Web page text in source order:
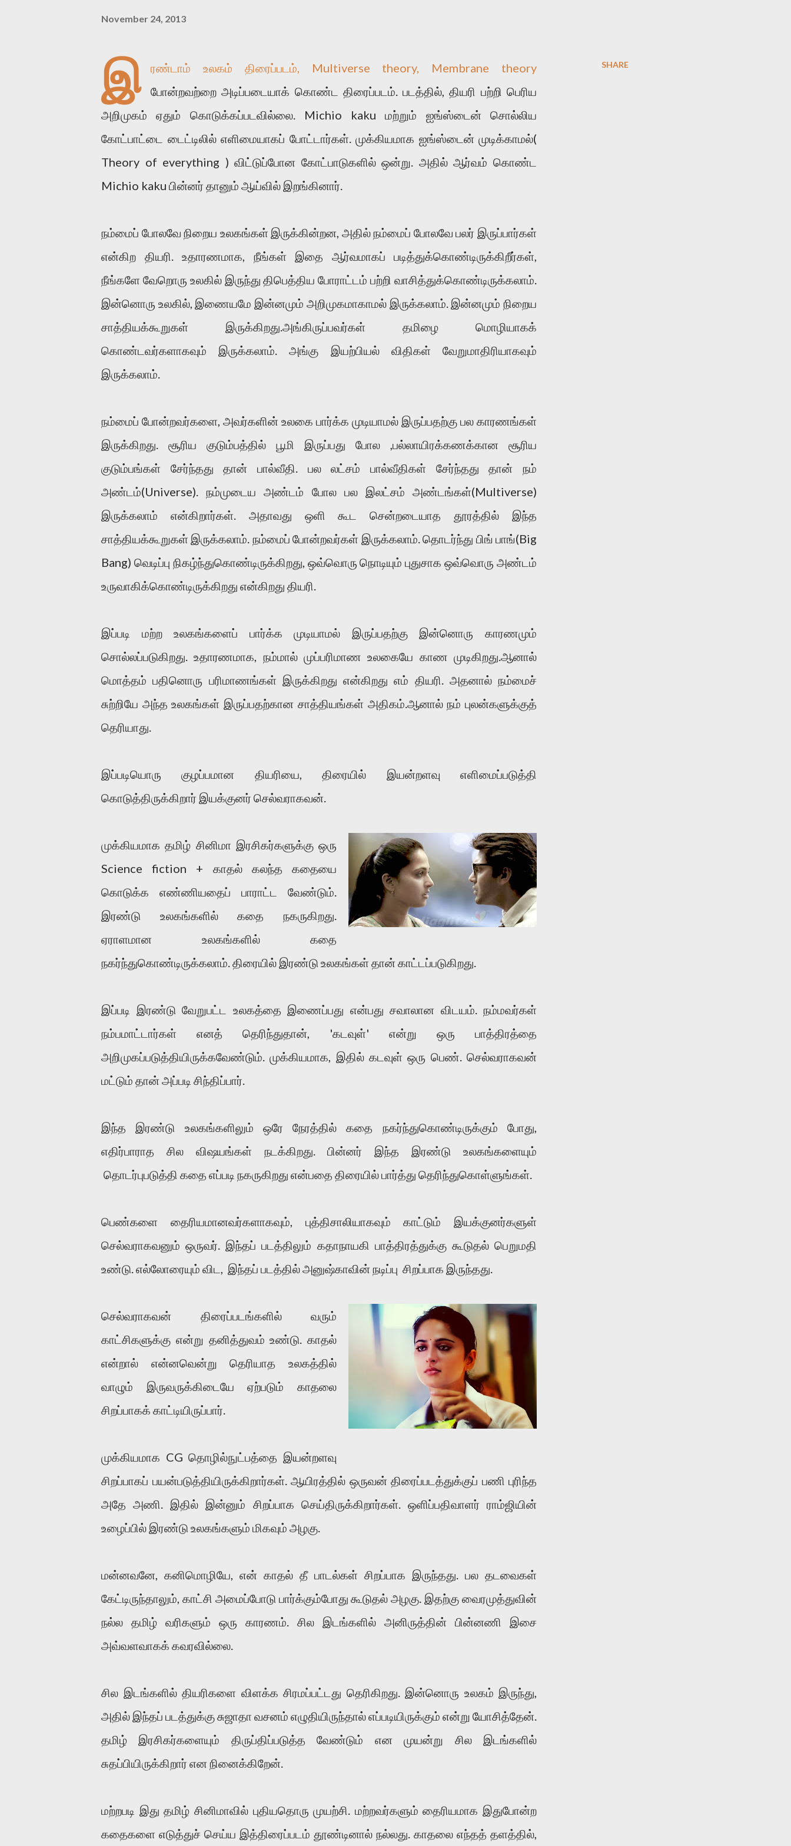
November 24, 2013
இ
ரண்டாம் உலகம் திரைப்படம், Multiverse theory, Membrane theory
போன்றவற்றை அடிப்படையாக் கொண்ட திரைப்படம். படத்தில், தியரி பற்றி பெரிய
அறிமுகம் ஏதும் கொடுக்கப்படவில்லை. Michio kaku மற்றும் ஐங்ஸ்டைன் சொல்லிய
கோட்பாட்டை டைட்டிலில் எளிமையாகப் போட்டார்கள். முக்கியமாக ஐங்ஸ்டைன் முடிக்காமல்(
Theory of everything ) விட்டுப்போன கோட்பாடுகளில் ஒன்று. அதில் ஆர்வம் கொண்ட
Michio kaku பின்னர் தானும் ஆய்வில் இறங்கினார்.
நம்மைப் போலவே நிறைய உலகங்கள் இருக்கின்றன, அதில் நம்மைப் போலவே பலர் இருப்பார்கள்
என்கிற தியரி. உதாரணமாக, நீங்கள் இதை ஆர்வமாகப் படித்துக்கொண்டிருக்கிறீர்கள்,
நீங்களே வேறொரு உலகில் இருந்து திபெத்திய போராட்டம் பற்றி வாசித்துக்கொண்டிருக்கலாம்.
இன்னொரு உலகில், இணையமே இன்னமும் அறிமுகமாகாமல் இருக்கலாம். இன்னமும் நிறைய
சாத்தியக்கூறுகள் இருக்கிறது.அங்கிருப்பவர்கள் தமிழை மொழியாகக்
கொண்டவர்களாகவும் இருக்கலாம். அங்கு இயற்பியல் விதிகள் வேறுமாதிரியாகவும்
இருக்கலாம்.
நம்மைப் போன்றவர்களை, அவர்களின் உலகை பார்க்க முடியாமல் இருப்பதற்கு பல காரணங்கள்
இருக்கிறது. சூரிய குடும்பத்தில் பூமி இருப்பது போல ,பல்லாயிரக்கணக்கான சூரிய
குடும்பங்கள் சேர்ந்தது தான் பால்வீதி. பல லட்சம் பால்வீதிகள் சேர்ந்தது தான் நம்
அண்டம்(Universe). நம்முடைய அண்டம் போல பல இலட்சம் அண்டங்கள்(Multiverse)
இருக்கலாம் என்கிறார்கள். அதாவது ஒளி கூட சென்றடையாத தூரத்தில் இந்த
சாத்தியக்கூறுகள் இருக்கலாம். நம்மைப் போன்றவர்கள் இருக்கலாம். தொடர்ந்து பிங் பாங்(Big
Bang) வெடிப்பு நிகழ்ந்துகொண்டிருக்கிறது, ஒவ்வொரு நொடியும் புதுசாக ஒவ்வொரு அண்டம்
உருவாகிக்கொண்டிருக்கிறது என்கிறது தியரி.
இப்படி மற்ற உலகங்களைப் பார்க்க முடியாமல் இருப்பதற்கு இன்னொரு காரணமும்
சொல்லப்படுகிறது. உதாரணமாக, நம்மால் முப்பரிமாண உலகையே காண முடிகிறது.ஆனால்
மொத்தம் பதினொரு பரிமாணங்கள் இருக்கிறது என்கிறது எம் தியரி. அதனால் நம்மைச்
சுற்றியே அந்த உலகங்கள் இருப்பதற்கான சாத்தியங்கள் அதிகம்.ஆனால் நம் புலன்களுக்குத்
தெரியாது.
இப்படியொரு குழப்பமான தியரியை, திரையில் இயன்றளவு எளிமைப்படுத்தி
கொடுத்திருக்கிறார் இயக்குனர் செல்வராகவன்.
முக்கியமாக தமிழ் சினிமா இரசிகர்களுக்கு ஒரு
Science fiction + காதல் கலந்த கதையை
கொடுக்க எண்ணியதைப் பாராட்ட வேண்டும்.
இரண்டு உலகங்களில் கதை நகருகிறது.
ஏராளமான உலகங்களில் கதை
நகர்ந்துகொண்டிருக்கலாம். திரையில் இரண்டு உலகங்கள் தான் காட்டப்படுகிறது.
இப்படி இரண்டு வேறுபட்ட உலகத்தை இணைப்பது என்பது சவாலான விடயம். நம்மவர்கள்
நம்பமாட்டார்கள் எனத் தெரிந்துதான், 'கடவுள்' என்று ஒரு பாத்திரத்தை
அறிமுகப்படுத்தியிருக்கவேண்டும். முக்கியமாக, இதில் கடவுள் ஒரு பெண். செல்வராகவன்
மட்டும் தான் அப்படி சிந்திப்பார்.
இந்த இரண்டு உலகங்களிலும் ஒரே நேரத்தில் கதை நகர்ந்துகொண்டிருக்கும் போது,
எதிர்பாராத சில விஷயங்கள் நடக்கிறது. பின்னர் இந்த இரண்டு உலகங்களையும்
தொடர்புபடுத்தி கதை எப்படி நகருகிறது என்பதை திரையில் பார்த்து தெரிந்துகொள்ளுங்கள்.
பெண்களை தைரியமானவர்களாகவும், புத்திசாலியாகவும் காட்டும் இயக்குனர்களுள்
செல்வராகவனும் ஒருவர். இந்தப் படத்திலும் கதாநாயகி பாத்திரத்துக்கு கூடுதல் பெறுமதி
உண்டு. எல்லோரையும் விட, இந்தப் படத்தில் அனுஷ்காவின் நடிப்பு சிறப்பாக இருந்தது.
செல்வராகவன் திரைப்படங்களில் வரும்
காட்சிகளுக்கு என்று தனித்துவம் உண்டு. காதல்
என்றால் என்னவென்று தெரியாத உலகத்தில்
வாழும் இருவருக்கிடையே ஏற்படும் காதலை
சிறப்பாகக் காட்டியிருப்பார்.
முக்கியமாக CG தொழில்நுட்பத்தை இயன்றளவு
சிறப்பாகப் பயன்படுத்தியிருக்கிறார்கள். ஆயிரத்தில் ஒருவன் திரைப்படத்துக்குப் பணி புரிந்த
அதே அணி. இதில் இன்னும் சிறப்பாக செய்திருக்கிறார்கள். ஒளிப்பதிவாளர் ராம்ஜியின்
உழைப்பில் இரண்டு உலகங்களும் மிகவும் அழகு.
மன்னவனே, கனிமொழியே, என் காதல் தீ பாடல்கள் சிறப்பாக இருந்தது. பல தடவைகள்
கேட்டிருந்தாலும், காட்சி அமைப்போடு பார்க்கும்போது கூடுதல் அழகு. இதற்கு வைரமுத்துவின்
நல்ல தமிழ் வரிகளும் ஒரு காரணம். சில இடங்களில் அனிருத்தின் பின்னணி இசை
அவ்வளவாகக் கவரவில்லை.
சில இடங்களில் தியரிகளை விளக்க சிரமப்பட்டது தெரிகிறது. இன்னொரு உலகம் இருந்து,
அதில் இந்தப் படத்துக்கு சுஜாதா வசனம் எழுதியிருந்தால் எப்படியிருக்கும் என்று யோசித்தேன்.
தமிழ் இரசிகர்களையும் திருப்திப்படுத்த வேண்டும் என முயன்று சில இடங்களில்
சுதப்பியிருக்கிறார் என நினைக்கிறேன்.
மற்றபடி இது தமிழ் சினிமாவில் புதியதொரு முயற்சி. மற்றவர்களும் தைரியமாக இதுபோன்ற
கதைகளை எடுத்துச் செய்ய இத்திரைப்படம் தூண்டினால் நல்லது. காதலை எந்தத் தளத்தில்,
SHARE